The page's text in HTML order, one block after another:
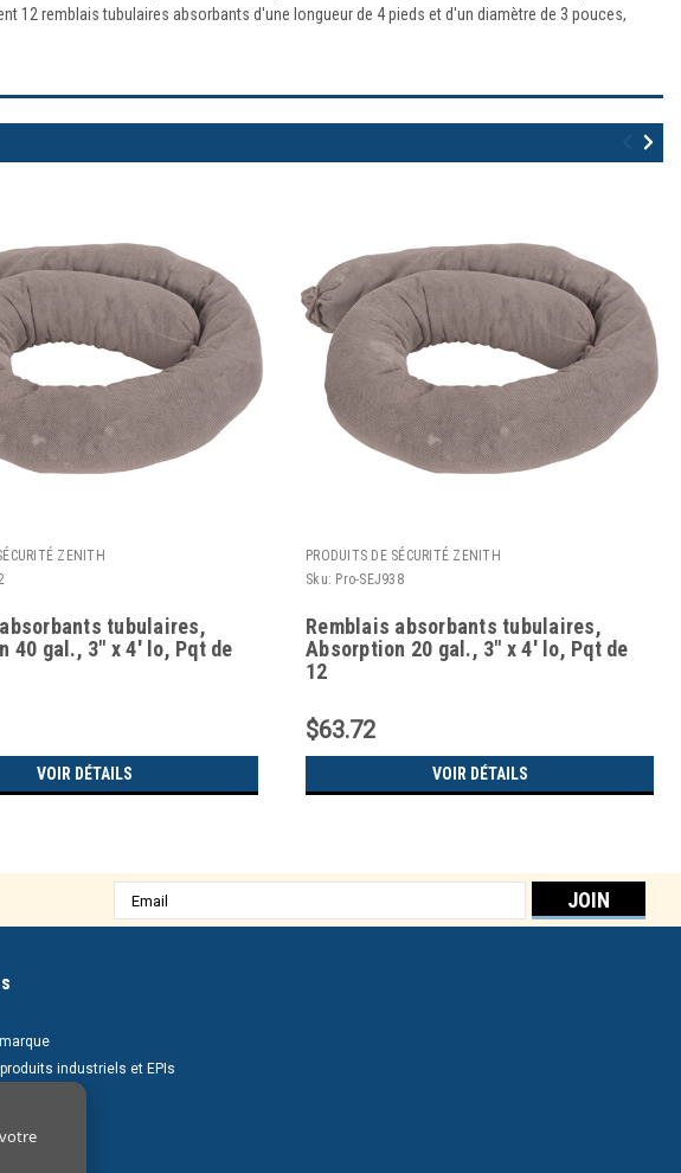
12 remblais tubulaires absorbants d'une longueur de 4 pieds et d'un diamètre de 3 pouces,
ZENITH
tubulaires,
40 gal., 3" x 4' lo, Pqt de
VOIR DÉTAILS
PRODUITS DE SÉCURITÉ ZENITH
Sku: Pro-SEJ938
Remblais absorbants tubulaires,
Absorption 20 gal., 3" x 4' lo, Pqt de
12
$63.72
VOIR DÉTAILS
Adresse
e-
industriels et EPIs